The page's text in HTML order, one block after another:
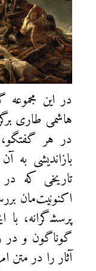
در این
هاشمی طاری
در هر
تاریخی که
اکنونیت‌مان
پرسش‍‌گرانه،
گوناگون و در
آثار را در متن